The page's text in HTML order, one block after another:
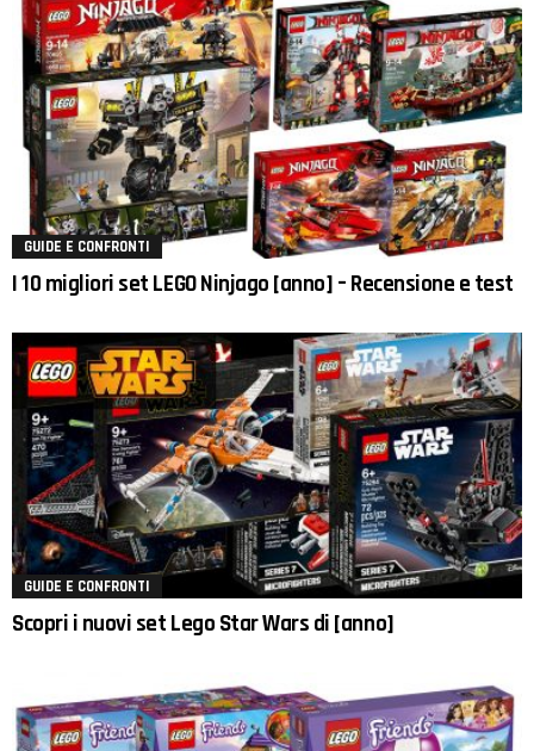
GUIDE E CONFRONTI
I 10 migliori set LEGO Ninjago [anno] – Recensione e test
GUIDE E CONFRONTI
Scopri i nuovi set Lego Star Wars di [anno]